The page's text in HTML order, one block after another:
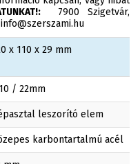
7900 Szigetvár,
x 110 x 29 mm
/ 22mm
leszorító elem
karbontartalmú acél